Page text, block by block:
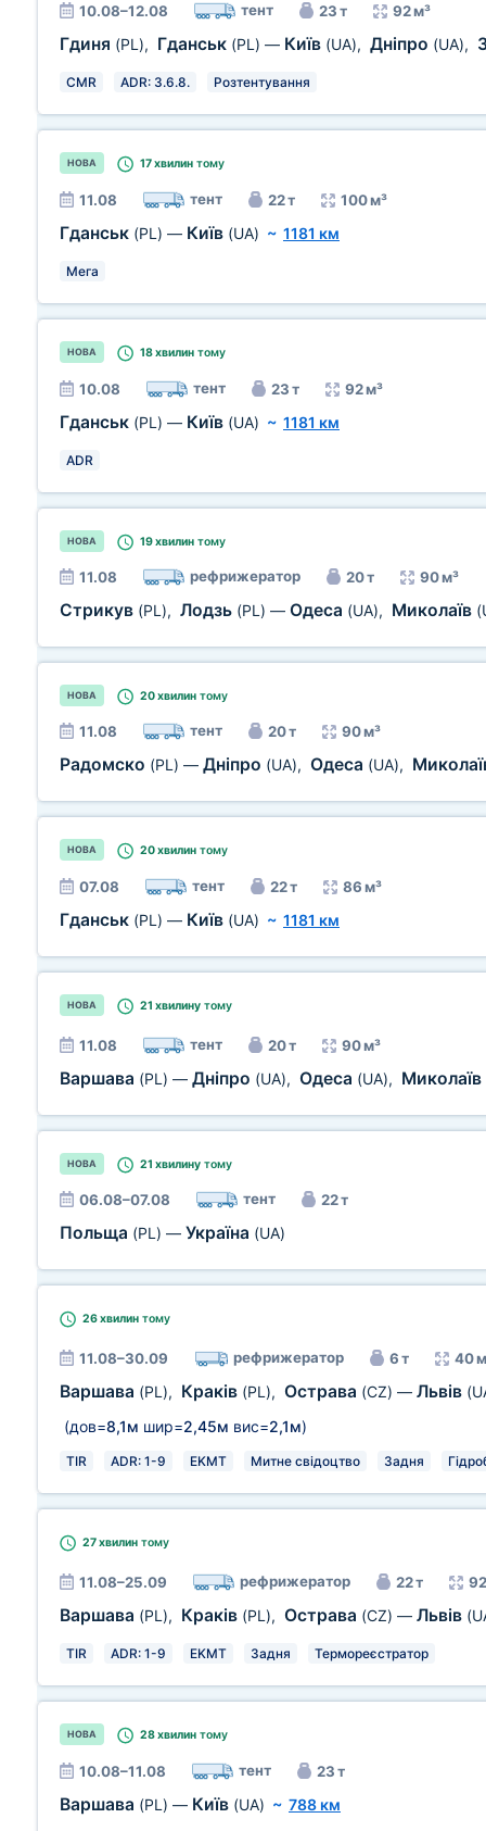
10.08–12.08 тент 23 т 92 м³
Гдиня (PL), Гданськ (PL) — Київ (UA), Дніпро (UA),
CMR ADR: 3.6.8. Розтентування
НОВА 17 хвилин тому
11.08 тент 22 т 100 м³
Гданськ (PL) — Київ (UA) ~ 1181 км
Мега
НОВА 18 хвилин тому
10.08 тент 23 т 92 м³
Гданськ (PL) — Київ (UA) ~ 1181 км
ADR
НОВА 19 хвилин тому
11.08 рефрижератор 20 т 90 м³
Стрикув (PL), Лодзь (PL) — Одеса (UA), Миколаїв
НОВА 20 хвилин тому
11.08 тент 20 т 90 м³
Радомско (PL) — Дніпро (UA), Одеса (UA),
НОВА 20 хвилин тому
07.08 тент 22 т 86 м³
Гданськ (PL) — Київ (UA) ~ 1181 км
НОВА 21 хвилину тому
11.08 тент 20 т 90 м³
Варшава (PL) — Дніпро (UA), Одеса (UA), Миколаїв
НОВА 21 хвилину тому
06.08–07.08 тент 22 т
Польща (PL) — Україна (UA)
26 хвилин тому
11.08–30.09 рефрижератор 6 т 40
Варшава (PL), Краків (PL), Острава (CZ) — Львів
(дов=8,1м шир=2,45м вис=2,1м)
TIR ADR: 1-9 EKMT Митне свідоцтво Задня
27 хвилин тому
11.08–25.09 рефрижератор 22 т
Варшава (PL), Краків (PL), Острава (CZ) — Львів
TIR ADR: 1-9 EKMT Задня Термореєстратор
НОВА 28 хвилин тому
10.08–11.08 тент 23 т
Варшава (PL) — Київ (UA) ~ 788 км